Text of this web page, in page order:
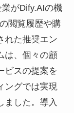
がDify.AIの機
閲覧履歴や購
れた推奨エン
は、個々の顧
ビスの提案を
ングでは実現
ました。導入